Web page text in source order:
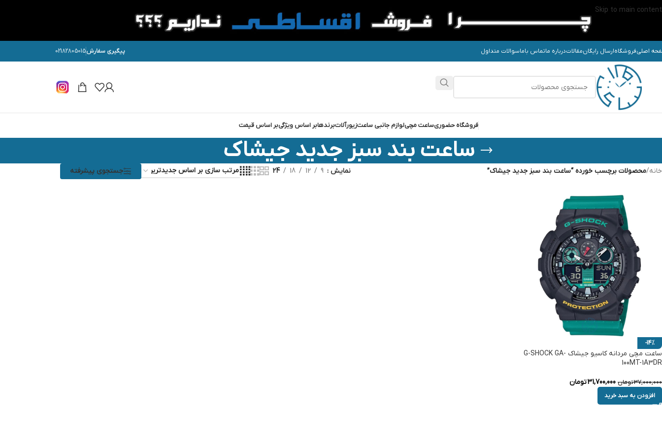
Skip to main content
اصلیفروشگاهارسال رایگانمقالاتدرباره ماتماس باماسوالات متداول پیگیری سفارش02182805015
فروشگاه حضوریساعت مچیلوازم جانبی ساعتزیورآلاتبرندهابر اساس ویژگیبر اساس قیمت
ساعت بند سبز جدید جیشاک
خانه/محصولات برچسب خورده “ساعت بند سبز جدید جیشاک” نمایش 9
12
18
24 جستجوی پیشرفته
-14%
ساعت مچی مردانه کاسیو جیشاک G-SHOCK GA-
100MT-1A3DR
37,000,000تومان 31,700,000تومان
افزودن به سبد خرید